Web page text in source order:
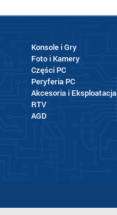
Konsole i Gry
Foto i Kamery
Części PC
Peryferia PC
Akcesoria i Eksploatacja
RTV
AGD